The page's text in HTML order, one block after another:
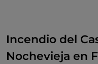
Incendio del
Nochevieja en